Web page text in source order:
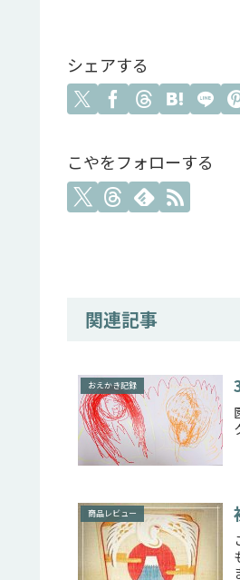
シェアする
こやをフォローする
関連記事
おえかき記録
商品レビュー